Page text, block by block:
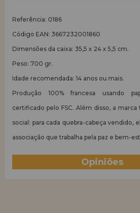
Referência: 0186
Código EAN: 3667232001860
Dimensões da caixa: 35,5 x 24 x 5,5 cm.
Peso: 700 gr.
Idade recomendada: 14 anos ou mais.
Produção 100% francesa usando
certificado pelo FSC. Além disso, a
social: para cada quebra-cabeça vendido,
associação que trabalha pela paz e bem-
Opiniões